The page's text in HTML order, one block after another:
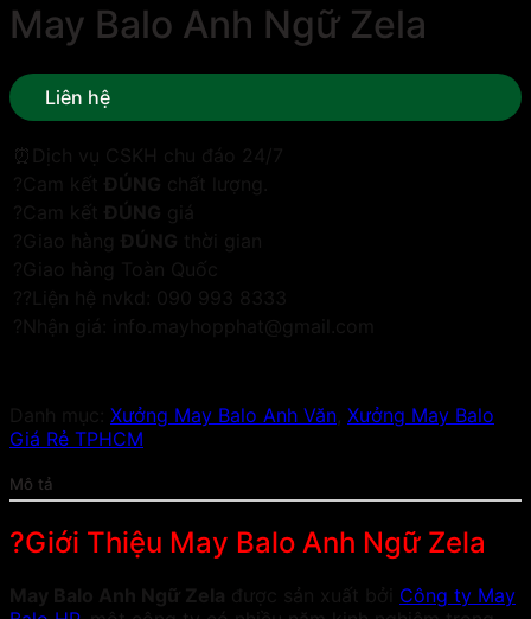
May Balo Anh Ngữ Zela
Liên hệ
Xưởng May Balo Anh Văn Xưởng May Balo
Giá Rẻ TPHCM
Mô tả
?Giới Thiệu May Balo Anh Ngữ Zela
Công ty May